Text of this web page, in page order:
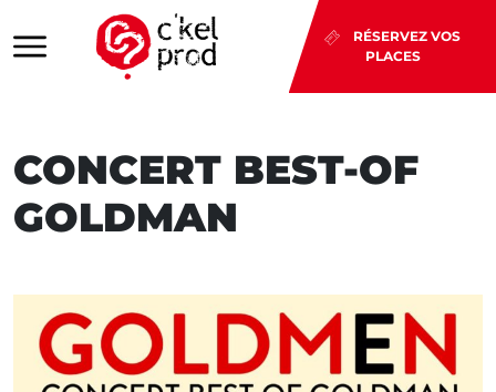
RÉSERVEZ VOS
PLACES
CONCERT BEST-OF
GOLDMAN